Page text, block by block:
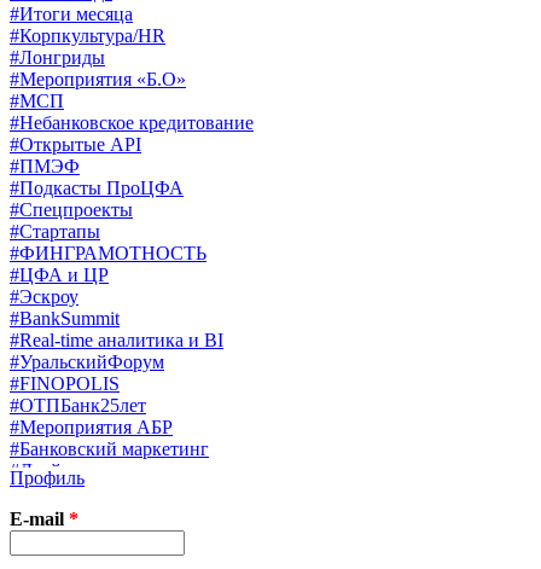
#Итоги месяца
#Корпкультура/HR
#Лонгриды
#Мероприятия «Б.О»
#МСП
#Небанковское кредитование
#Открытые API
#ПМЭФ
#Подкасты ПроЦФА
#Спецпроекты
#Стартапы
#ФИНГРАМОТНОСТЬ
#ЦФА и ЦР
#Эскроу
#BankSummit
#Real-time аналитика и BI
#УральскийФорум
#FINOPOLIS
#ОТПБанк25лет
#Мероприятия АБР
#Банковский маркетинг
#Драйверы страхования
#Финконгресс ЦБ
#PB&WM
#UX/CX
#Экосистемы
Профиль
E-mail *